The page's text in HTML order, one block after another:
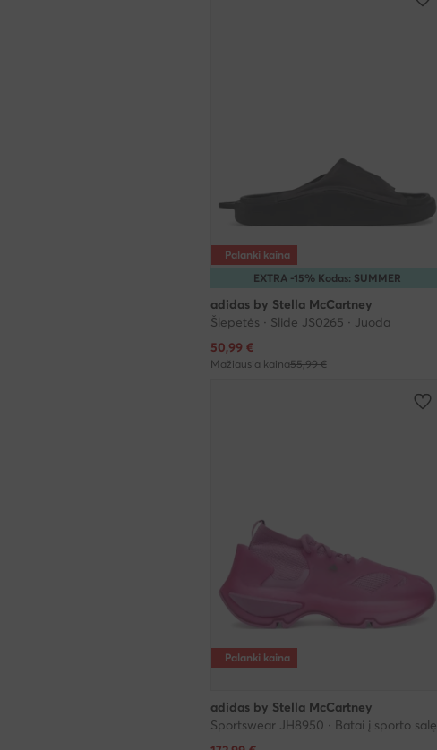
EXTRA -15% Kodas: SUMMER
Palanki kaina
adidas by Stella McCartney
Šlepetės · Slide JS0265 · Juoda
Dabartinė kaina
50,99 €
Mažiausia kaina55,99 €
Palanki kaina
adidas by Stella McCartney
Sportswear JH8950 · Batai į sporto salę